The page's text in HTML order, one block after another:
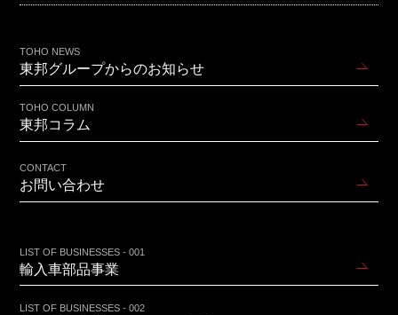
TOHO NEWS
東邦グループからのお知らせ
TOHO COLUMN
東邦コラム
CONTACT
お問い合わせ
LIST OF BUSINESSES - 001
輸入車部品事業
LIST OF BUSINESSES - 002